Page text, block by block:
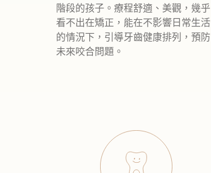
階段的孩子。療程舒適、美觀，幾乎
看不出在矯正，能在不影響日常生活
的情況下，引導牙齒健康排列，預防
未來咬合問題。